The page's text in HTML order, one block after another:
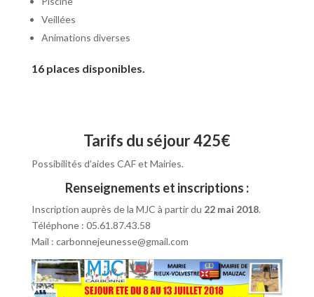
Veillées
Animations diverses
16 places disponibles.
Tarifs du séjour 425€
Possibilités d’aides CAF et Mairies.
Renseignements et inscriptions :
Inscription auprès de la MJC à partir du 22 mai 2018.
Téléphone : 05.61.87.43.58
Mail : carbonnejeunesse@gmail.com